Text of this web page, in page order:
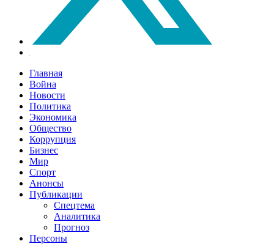
Главная
Война
Новости
Политика
Экономика
Общество
Коррупция
Бизнес
Мир
Спорт
Анонсы
Публикации
Спецтема
Аналитика
Прогноз
Персоны